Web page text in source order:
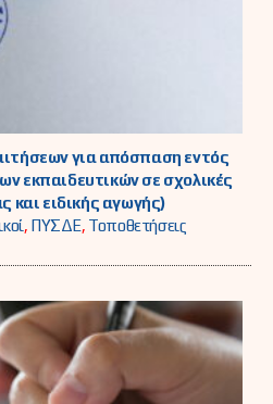
για απόσπαση εντός
εκπαιδευτικών σε σχολικές
και ειδικής αγωγής)
, ΠΥΣΔΕ, Τοποθετήσεις